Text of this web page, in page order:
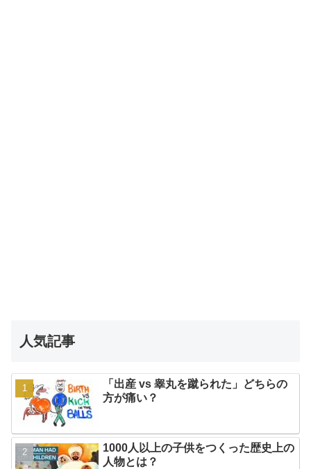
人気記事
「出産 vs 睾丸を蹴られた」どちらの
方が痛い？
1000人以上の子供をつくった歴史上の
人物とは？